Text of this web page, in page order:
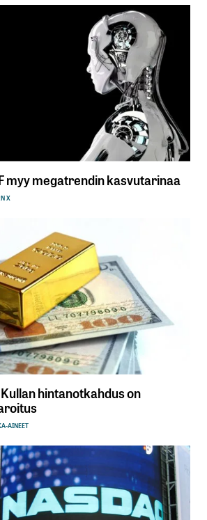
myy megatrendin kasvutarinaa
X
hintanotkahdus on
AINEET